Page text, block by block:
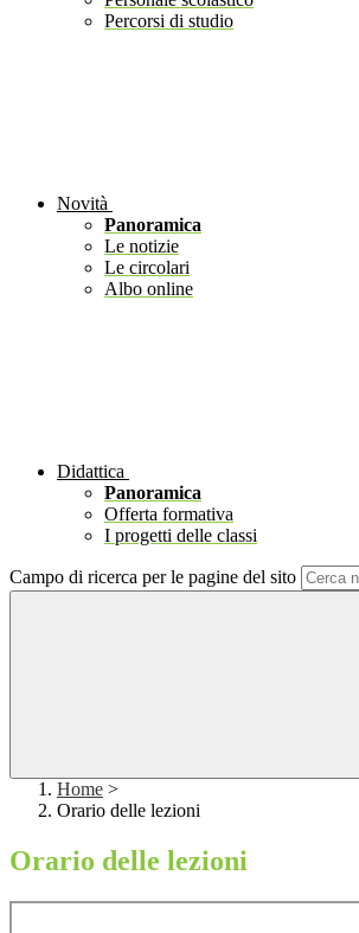
Percorsi di studio
Novità
Panoramica
Le notizie
Le circolari
Albo online
Didattica
Panoramica
Offerta formativa
I progetti delle classi
Campo di ricerca per le pagine del sito
Home >
Orario delle lezioni
Orario delle lezioni